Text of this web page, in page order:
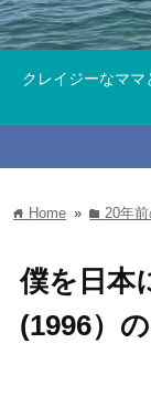
クレイジーなママ
home Home » folder20年
僕を日本
(1996）